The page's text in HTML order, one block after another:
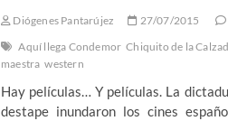
Jack
(V)
Diógenes Pantarújez 27/07/2015
Aquí llega Condemor Chiquito de la
maestra western
Hay películas… Y películas. La
destape inundaron los cines